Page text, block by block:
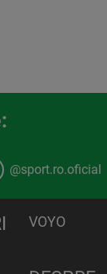
@sport.ro.oficial
VOYO